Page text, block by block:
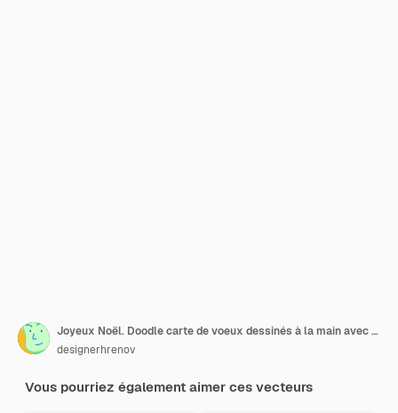
Joyeux Noël. Doodle carte de voeux dessinés à la main avec des arbres d'hiver et lettrage à la main
designerhrenov
Vous pourriez également aimer ces vecteurs